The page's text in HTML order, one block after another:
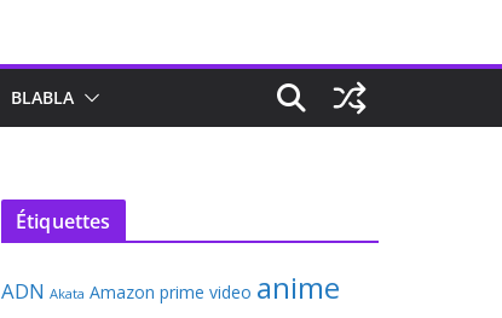
BLABLA
Étiquettes
ADN Akata Amazon prime video anime